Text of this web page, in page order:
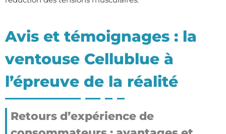
Avis et témoignages : la
ventouse Cellublue à
l’épreuve de la réalité
Retours d’expérience de